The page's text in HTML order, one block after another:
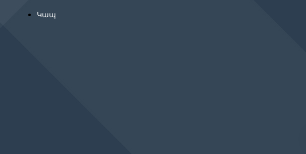
Կապ